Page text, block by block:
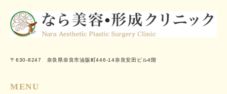
〒630-8247 奈良県奈良市油阪町446-14奈良安田ビル4階
MENU